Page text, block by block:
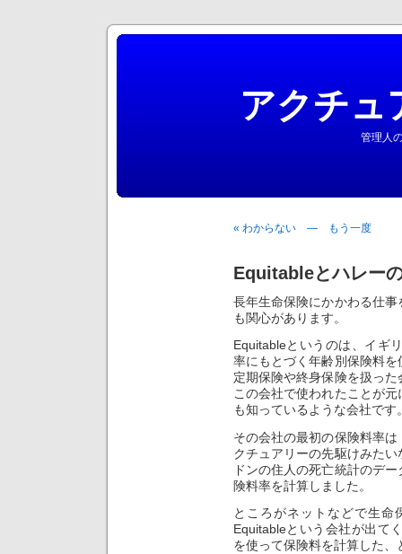
アクチュ
管理人
« わからない ― もう一度
Equitableとハレー
長年生命保険にかかわる仕
も関心があります。
Equitableというのは、イギ
率にもとづく年齢別保険料
定期保険や終身保険を扱っ
この会社で使われたことが
も知っているような会社です
その会社の最初の保険料率
クチュアリーの先駆けみた
ドンの住人の死亡統計のデ
険料率を計算しました。
ところがネットなどで生命
Equitableという会社が出て
を使って保険料を計算した